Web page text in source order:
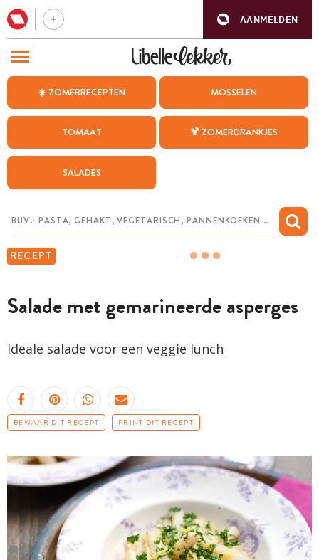
AANMELDEN
☀️ ZOMERRECEPTEN MOSSELEN
TOMAAT 🍹 ZOMERDRANKJES
SALADES
RECEPT
Salade met gemarineerde asperges
Ideale salade voor een veggie lunch
BEWAAR DIT RECEPT PRINT DIT RECEPT
BEZOEK ONZE ANDERE WEBSITES
WEEKMENU
CHAT MET MAIA
MIJN BEWAARDE RECEPTEN